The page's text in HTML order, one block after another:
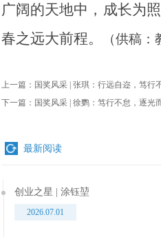
广阔的天地中，成长为
春之远大前程。
（供稿
上一篇： 国奖风采 | 张琪：行远自迩，笃行
下一篇： 国奖风采 | 徐鹦：笃行不怠，逐光
最新阅读
创业之星 | 涂钰堃
2026.07.01